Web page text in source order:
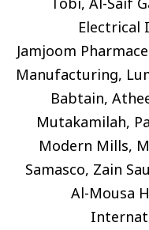
Electrical
Jamjoom
Manufacturing,
Babtain,
Mutakamilah,
Modern Mills,
Samasco, Zain
Al-Mousa